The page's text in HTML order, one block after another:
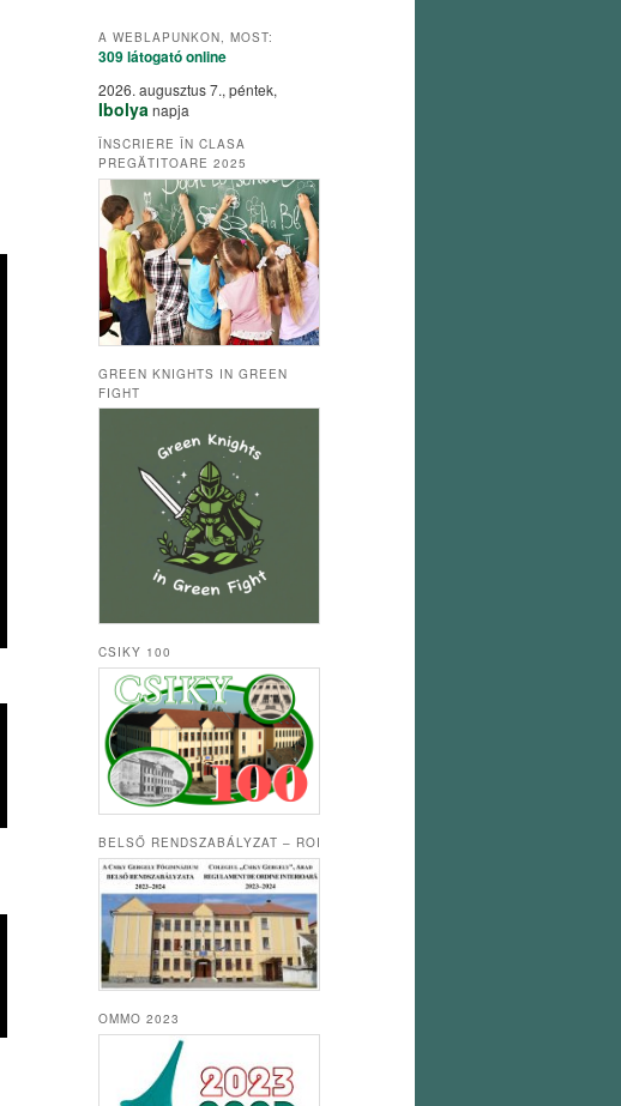
A WEBLAPUNKON, MOST:
309 látogatóonline
2026. augusztus 7., péntek,
Ibolyanapja
ÎNSCRIERE ÎN CLASA
PREGĂTITOARE 2025
GREEN KNIGHTS IN GREEN
FIGHT
CSIKY 100
BELSŐ RENDSZABÁLYZAT – ROI
OMMO 2023